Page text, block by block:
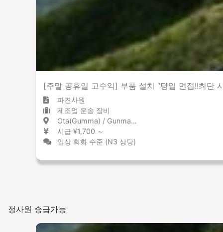
[주말 공휴일 고수익] 부품 설치 “당일 면접!!최단
파견사원
제조업 운송 장비
Ota(Gumma) / Gunma 太田(群馬) / 群馬県
시급 ¥1,700 ～
일상 회화 수준 (N3 상당)
정사원 승급가능